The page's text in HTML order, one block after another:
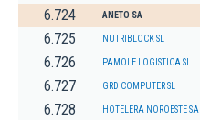
6.724 ANETO SA
6.725 NUTRIBLOCK SL
6.726 PAMOLE LOGISTICA SL.
6.727 GRD COMPUTER SL
6.728 HOTELERA NOROESTE SA